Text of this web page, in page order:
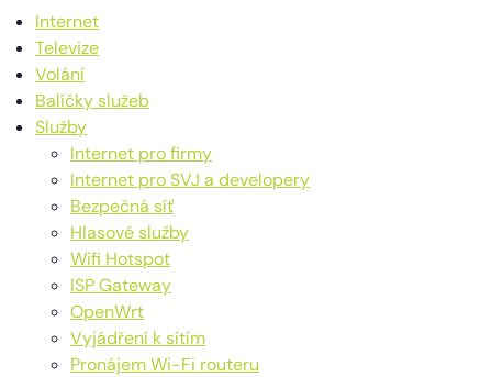
Internet
Televize
Volání
Balíčky služeb
Služby
Internet pro firmy
Internet pro SVJ a developery
Bezpečná síť
Hlasové služby
Wifi Hotspot
ISP Gateway
OpenWrt
Vyjádření k sítím
Pronájem Wi-Fi routeru